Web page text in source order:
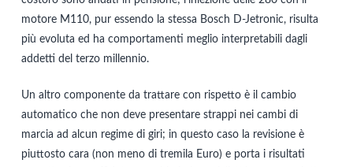
motore M110, pur essendo la stessa Bosch D-Jetronic, risulta
più evoluta ed ha comportamenti meglio interpretabili dagli
addetti del terzo millennio.
Un altro componente da trattare con rispetto è il cambio
automatico che non deve presentare strappi nei cambi di
marcia ad alcun regime di giri; in questo caso la revisione è
piuttosto cara (non meno di tremila Euro) e porta i risultati